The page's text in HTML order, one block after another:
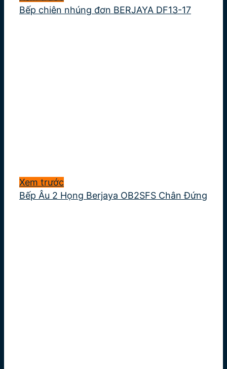
Bếp chiên nhúng đơn BERJAYA DF13-17
Xem trước
Bếp Âu 2 Họng Berjaya OB2SFS Chân Đứng